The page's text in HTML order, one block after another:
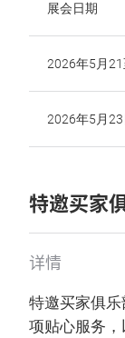
展会日期
2026年5月21
2026年5月23
特邀买家
详情
特邀买家俱
项贴心服务，